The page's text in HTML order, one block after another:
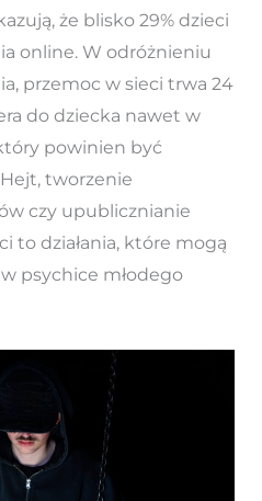
że blisko 29% dzieci
online. W odróżnieniu
przemoc w sieci trwa 24
do dziecka nawet w
powinien być
tworzenie
czy upublicznianie
to działania, które mogą
psychice młodego